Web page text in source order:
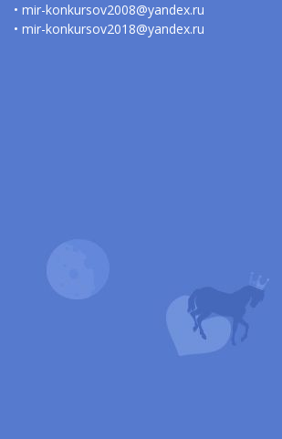
• mir-konkursov2008@yandex.ru
• mir-konkursov2018@yandex.ru